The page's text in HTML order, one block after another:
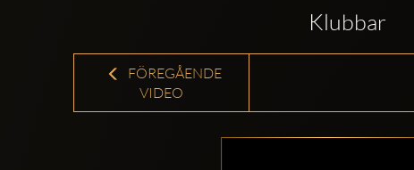
Klubbar
FÖREGÅENDE
VIDEO